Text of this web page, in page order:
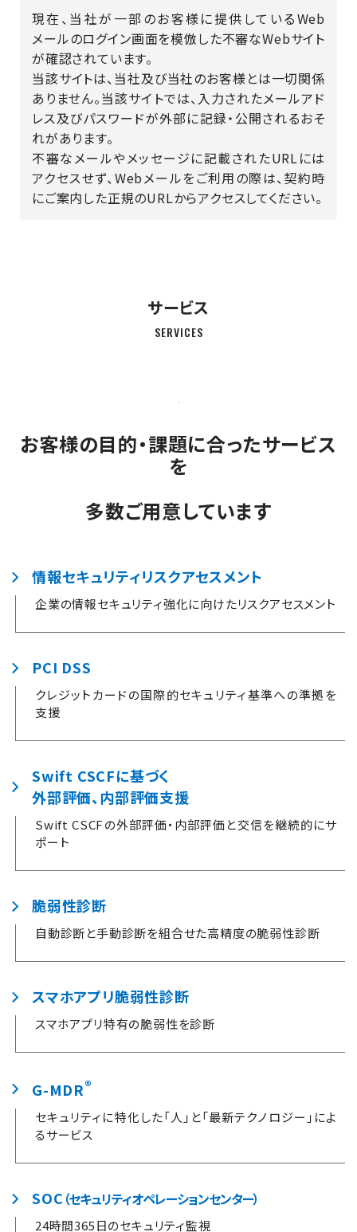
現在、当社が一部のお客様に提供しているWeb
メールのログイン画面を模倣した不審なWebサイト
が確認されています。
当該サイトは、当社及び当社のお客様とは一切関係
ありません。当該サイトでは、入力されたメールアド
レス及びパスワードが外部に記録・公開されるおそ
れがあります。
不審なメールやメッセージに記載されたURLには
アクセスせず、Webメールをご利用の際は、契約時
にご案内した正規のURLからアクセスしてください。
サービス
SERVICES
お客様の目的・課題に合ったサービス
を
多数ご用意しています
情報セキュリティリスクアセスメント
企業の情報セキュリティ強化に向けたリスクアセスメント
PCI DSS
クレジットカードの国際的セキュリティ基準への準拠を
支援
Swift CSCFに基づく
外部評価、内部評価支援
Swift CSCFの外部評価・内部評価と交信を継続的にサ
ポート
脆弱性診断
自動診断と手動診断を組合せた高精度の脆弱性診断
スマホアプリ脆弱性診断
スマホアプリ特有の脆弱性を診断
G-MDR®
セキュリティに特化した「人」と「最新テクノロジー」によ
るサービス
SOC（セキュリティオペレーションセンター）
24時間365日のセキュリティ監視